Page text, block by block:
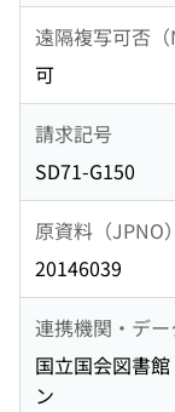
遠隔複写可否（
可
請求記号
SD71-G150
原資料（JPNO）
20146039
連携機関・デ
国立国会図書
ン